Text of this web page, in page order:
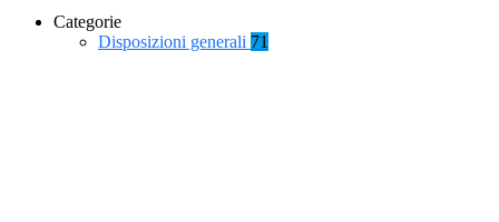
Categorie
Disposizioni generali 71